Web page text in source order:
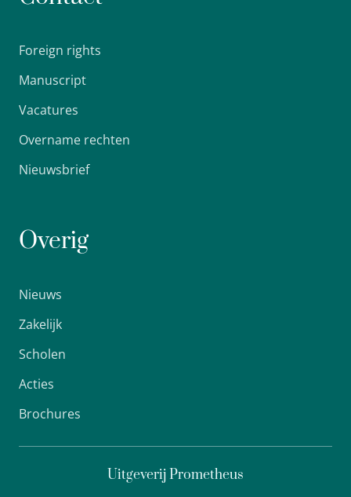
Foreign rights
Manuscript
Vacatures
Overname rechten
Nieuwsbrief
Overig
Nieuws
Zakelijk
Scholen
Acties
Brochures
Uitgeverij Prometheus